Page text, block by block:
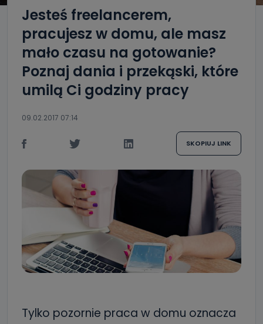
Jesteś freelancerem,
pracujesz w domu, ale masz
mało czasu na gotowanie?
Poznaj dania i przekąski, które
umilą Ci godziny pracy
09.02.2017 07:14
SKOPIUJ LINK
Tylko pozornie praca w domu oznacza